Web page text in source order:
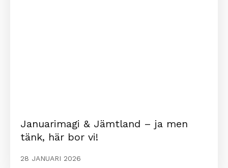
Januarimagi & Jämtland – ja men
tänk, här bor vi!
28 JANUARI 2026